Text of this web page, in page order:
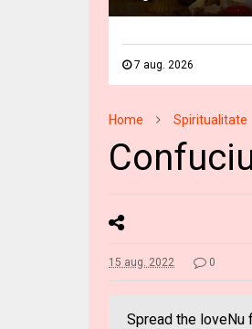
7 aug. 2026
Home Spiritualitate
15 aug. 2022 0
Spread the loveNu